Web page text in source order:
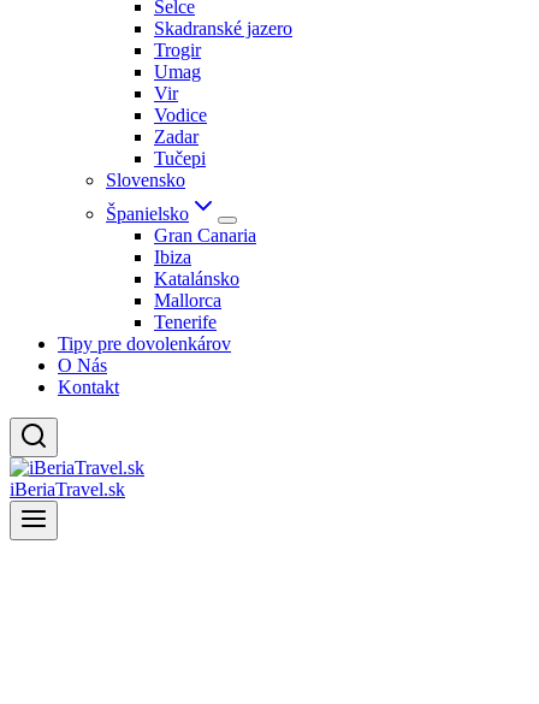
Selce
Skadranské jazero
Trogir
Umag
Vir
Vodice
Zadar
Tučepi
Slovensko
Španielsko
Gran Canaria
Ibiza
Katalánsko
Mallorca
Tenerife
Tipy pre dovolenkárov
O Nás
Kontakt
iBeriaTravel.sk